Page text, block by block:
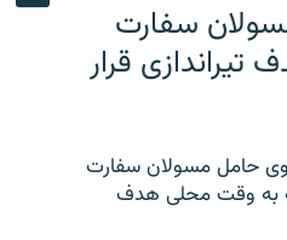
سفارت
تیراندازی قرار
حامل مسولان سفارت
به وقت محلی هدف